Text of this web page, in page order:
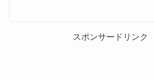
ミッキー ホーンハットミ...
スポンサードリンク